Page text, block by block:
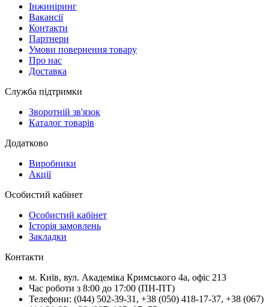
Інжиніринг
Вакансії
Контакти
Партнери
Умови повернення товару
Про нас
Доставка
Служба підтримки
Зворотній зв'язок
Каталог товарів
Додатково
Виробники
Акції
Особистий кабінет
Особистий кабінет
Історія замовлень
Закладки
Контакти
м. Київ, вул. Академіка Кримського 4а, офіс 213
Час роботи з 8:00 до 17:00 (ПН-ПТ)
Телефони: (044) 502-39-31 , +38 (050) 418-17-37, +38 (067)